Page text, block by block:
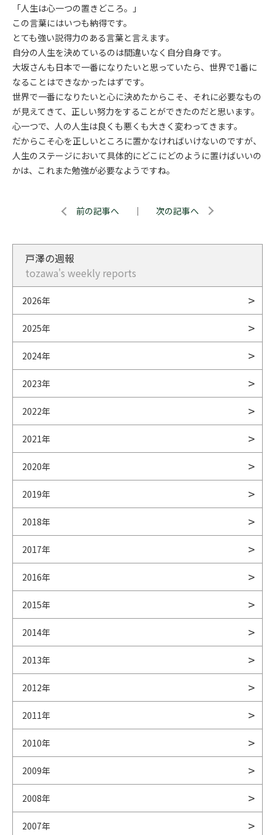
「人生は心一つの置きどころ。」
この言葉にはいつも納得です。
とても強い説得力のある言葉と言えます。
自分の人生を決めているのは間違いなく自分自身です。
大坂さんも日本で一番になりたいと思っていたら、世界で1番に
なることはできなかったはずです。
世界で一番になりたいと心に決めたからこそ、それに必要なもの
が見えてきて、正しい努力をすることができたのだと思います。
心一つで、人の人生は良くも悪くも大きく変わってきます。
だからこそ心を正しいところに置かなければいけないのですが、
人生のステージにおいて具体的にどこにどのように置けばいいの
かは、これまた勉強が必要なようですね。
前の記事へ ｜ 次の記事へ
戸澤の週報
tozawa's weekly reports
2026年
2025年
2024年
2023年
2022年
2021年
2020年
2019年
2018年
2017年
2016年
2015年
2014年
2013年
2012年
2011年
2010年
2009年
2008年
2007年